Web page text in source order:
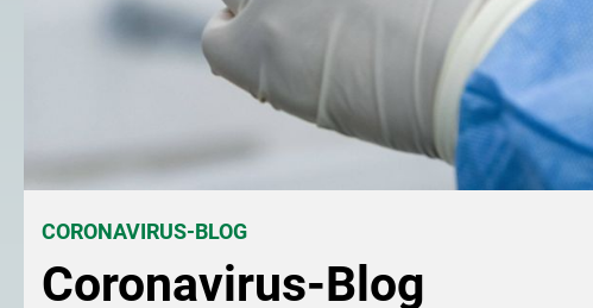
CORONAVIRUS-BLOG
Coronavirus-Blog